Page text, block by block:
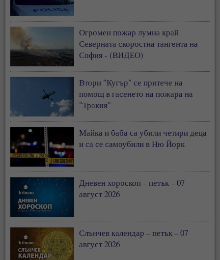
Огромен пожар лумна край
Северната скоростна тангента на
София - (ВИДЕО)
Втори "Кугър" се притече на
помощ в гасенето на пожара на
"Тракия"
Майка и баба са убили четири деца
и са се самоубили в Ню Йорк
Дневен хороскоп – петък – 07
август 2026
Слънчев календар – петък – 07
август 2026